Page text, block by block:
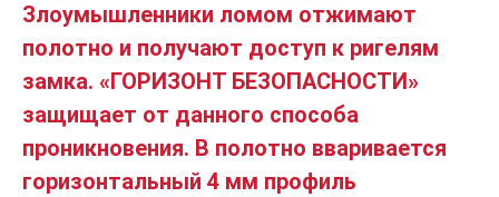
Злоумышленники ломом отжимают
полотно и получают доступ к ригелям
замка. «ГОРИЗОНТ БЕЗОПАСНОСТИ»
защищает от данного способа
проникновения. В полотно вваривается
горизонтальный 4 мм профиль